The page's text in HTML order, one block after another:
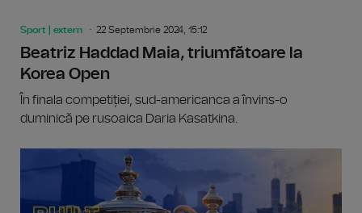
Sport | extern 22 Septembrie 2024, 15:12
Beatriz Haddad Maia, triumfătoare la
Korea Open
În finala competiției, sud-americanca a învins-o
duminică pe rusoaica Daria Kasatkina.